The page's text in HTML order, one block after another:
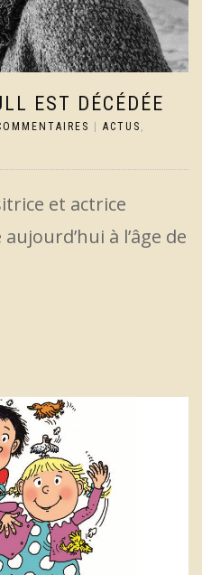
EST DÉCÉDÉE
| ACTUS
et actrice
à l’âge de